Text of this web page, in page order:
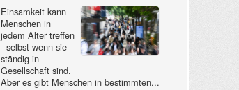
Einsamkeit kann
Menschen in
jedem Alter treffen
- selbst wenn sie
ständig in
Gesellschaft sind.
Aber es gibt Menschen in bestimmten...